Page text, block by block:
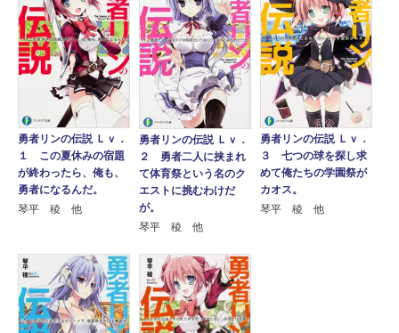
勇者リンの伝説 Ｌｖ．
１ この夏休みの宿題
が終わったら、俺も、
勇者になるんだ。
琴平 稜 他
勇者リンの伝説 Ｌｖ．
２ 勇者二人に挟まれ
て体育祭という名のク
エストに挑むわけだ
が。
琴平 稜 他
勇者リンの伝説 Ｌｖ．
３ 七つの球を探し求
めて俺たちの学園祭が
カオス。
琴平 稜 他